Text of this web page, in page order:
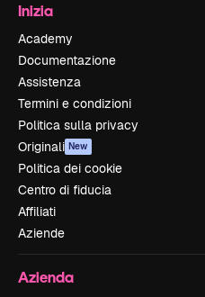
Inizia
Academy
Documentazione
Assistenza
Termini e condizioni
Politica sulla privacy
Originali New
Politica dei cookie
Centro di fiducia
Affiliati
Aziende
Azienda